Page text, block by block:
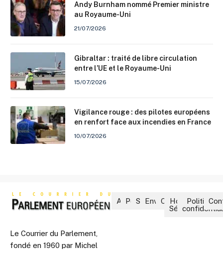
Andy Burnham nommé Premier ministre
au Royaume-Uni
21/07/2026
Gibraltar : traité de libre circulation
entre l’UE et le Royaume-Uni
15/07/2026
Vigilance rouge : des pilotes européens
en renfort face aux incendies en France
10/07/2026
Le Courrier du Parlement,
fondé en 1960 par Michel
Accueil
Politique
Société
Environnement
CultureHors-
Séries
Politique